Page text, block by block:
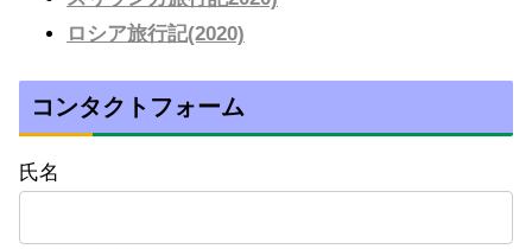
ロシア旅行記(2020)
コンタクトフォーム
氏名